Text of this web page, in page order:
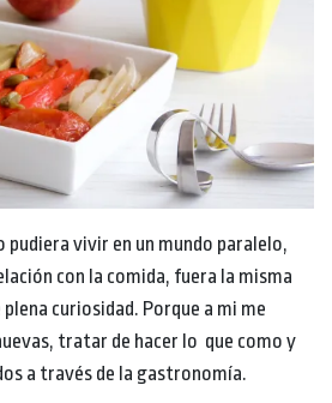
pudiera vivir en un mundo paralelo,
con la comida, fuera la misma
curiosidad. Porque a mi me
tratar de hacer lo que como y
a través de la gastronomía.